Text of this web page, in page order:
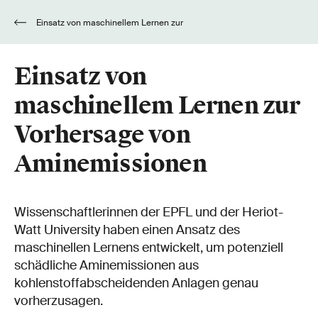
Einsatz von
maschinellem Lernen zur
Vorhersage von
Aminemissionen
Wissenschaftlerinnen der EPFL und der Heriot-
Watt University haben einen Ansatz des
maschinellen Lernens entwickelt, um potenziell
schädliche Aminemissionen aus
kohlenstoffabscheidenden Anlagen genau
vorherzusagen.